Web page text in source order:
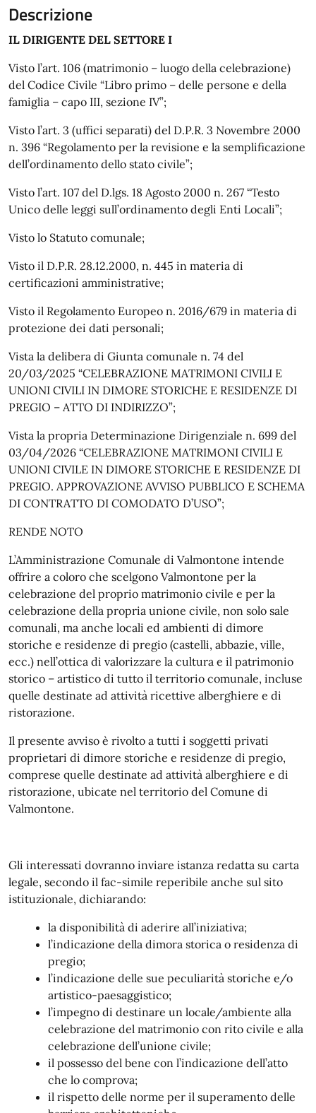
Descrizione
IL DIRIGENTE DEL SETTORE I
Visto l’art. 106 (matrimonio – luogo della celebrazione)
del Codice Civile “Libro primo – delle persone e della
famiglia – capo III, sezione IV”;
Visto l’art. 3 (uffici separati) del D.P.R. 3 Novembre 2000
n. 396 “Regolamento per la revisione e la semplificazione
dell’ordinamento dello stato civile”;
Visto l’art. 107 del D.lgs. 18 Agosto 2000 n. 267 “Testo
Unico delle leggi sull’ordinamento degli Enti Locali”;
Visto lo Statuto comunale;
Visto il D.P.R. 28.12.2000, n. 445 in materia di
certificazioni amministrative;
Visto il Regolamento Europeo n. 2016/679 in materia di
protezione dei dati personali;
Vista la delibera di Giunta comunale n. 74 del
20/03/2025 “CELEBRAZIONE MATRIMONI CIVILI E
UNIONI CIVILI IN DIMORE STORICHE E RESIDENZE DI
PREGIO – ATTO DI INDIRIZZO”;
Vista la propria Determinazione Dirigenziale n. 699 del
03/04/2026 “CELEBRAZIONE MATRIMONI CIVILI E
UNIONI CIVILE IN DIMORE STORICHE E RESIDENZE DI
PREGIO. APPROVAZIONE AVVISO PUBBLICO E SCHEMA
DI CONTRATTO DI COMODATO D’USO”;
RENDE NOTO
L’Amministrazione Comunale di Valmontone intende
offrire a coloro che scelgono Valmontone per la
celebrazione del proprio matrimonio civile e per la
celebrazione della propria unione civile, non solo sale
comunali, ma anche locali ed ambienti di dimore
storiche e residenze di pregio (castelli, abbazie, ville,
ecc.) nell’ottica di valorizzare la cultura e il patrimonio
storico – artistico di tutto il territorio comunale, incluse
quelle destinate ad attività ricettive alberghiere e di
ristorazione.
Il presente avviso è rivolto a tutti i soggetti privati
proprietari di dimore storiche e residenze di pregio,
comprese quelle destinate ad attività alberghiere e di
ristorazione, ubicate nel territorio del Comune di
Valmontone.
Gli interessati dovranno inviare istanza redatta su carta
legale, secondo il fac-simile reperibile anche sul sito
istituzionale, dichiarando:
la disponibilità di aderire all’iniziativa;
l’indicazione della dimora storica o residenza di
pregio;
l’indicazione delle sue peculiarità storiche e/o
artistico-paesaggistico;
l’impegno di destinare un locale/ambiente alla
celebrazione del matrimonio con rito civile e alla
celebrazione dell’unione civile;
il possesso del bene con l’indicazione dell’atto
che lo comprova;
il rispetto delle norme per il superamento delle